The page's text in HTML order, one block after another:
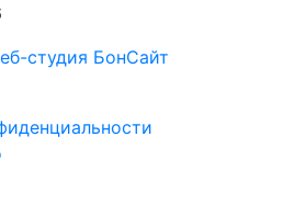
студия БонСайт